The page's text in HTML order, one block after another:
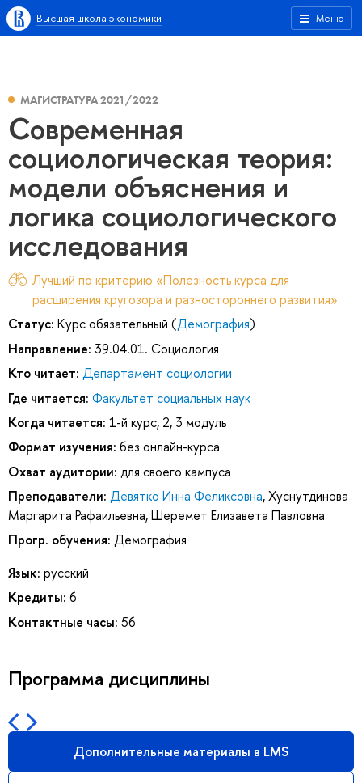
Меню
Высшая школа экономики
МАГИСТРАТУРА 2021/2022
Современная
социологическая теория:
модели объяснения и
логика социологического
исследования
Лучший по критерию «Полезность курса для
расширения кругозора и разностороннего развития»
Статус: Курс обязательный (Демография)
Направление: 39.04.01. Социология
Кто читает: Департамент социологии
Где читается: Факультет социальных наук
Когда читается: 1-й курс, 2, 3 модуль
Формат изучения: без онлайн-курса
Охват аудитории: для своего кампуса
Преподаватели: Девятко Инна Феликсовна,Хуснутдинова
Маргарита Рафаильевна,Шеремет Елизавета Павловна
Прогр. обучения: Демография
Язык: русский
Кредиты: 6
Контактные часы: 56
Программа дисциплины
Дополнительные материалы в LMS